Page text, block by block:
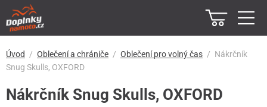
Úvod Oblečení a chrániče Oblečení pro volný čas
Nákrčník
Snug Skulls, OXFORD
Nákrčník Snug Skulls, OXFORD